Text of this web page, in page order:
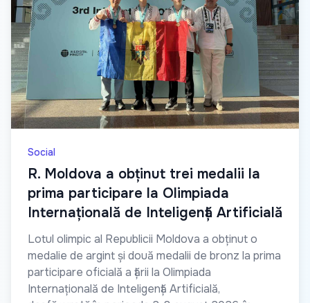
Social
R. Moldova a obținut trei medalii la
prima participare la Olimpiada
Internațională de Inteligență Artificială
Lotul olimpic al Republicii Moldova a obținut o
medalie de argint și două medalii de bronz la prima
participare oficială a țării la Olimpiada
Internațională de Inteligență Artificială,